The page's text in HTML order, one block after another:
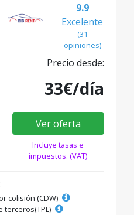
9.9
Excelente
(31
opiniones)
Precio desde:
33€/día
Ver oferta
Incluye tasas e
impuestos. (VAT)
colisión (CDW)
terceros(TPL)